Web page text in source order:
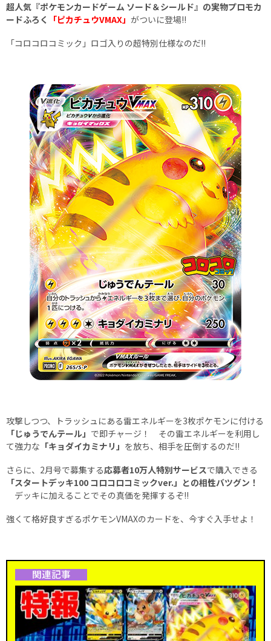
超人気『ポケモンカードゲーム ソード＆シールド』の実物プロモカ
ードふろく 「ピカチュウVMAX」 がついに登場!!
「コロコロコミック」ロゴ入りの超特別仕様なのだ!!
攻撃しつつ、トラッシュにある雷エネルギーを3枚ポケモンに付ける
「じゅうでんテール」 で即チャージ！ その雷エネルギーを利用し
て強力な 「キョダイカミナリ」 を放ち、相手を圧倒するのだ!!
さらに、2月号で募集する応募者10万人特別サービスで購入できる
「スタートデッキ100 コロコロコミックver.」との相性バツグン！
デッキに加えることでその真価を発揮するぞ!!
強くて格好良すぎるポケモンVMAXのカードを、今すぐ入手せよ！
関連記事